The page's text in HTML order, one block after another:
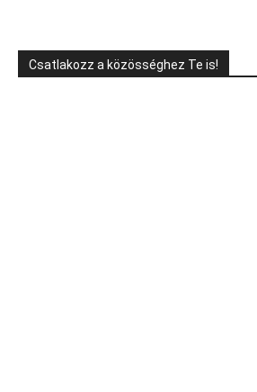
Csatlakozz a közösséghez Te is!